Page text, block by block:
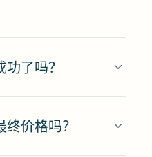
了吗？
价格吗？